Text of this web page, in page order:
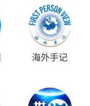
海外手记